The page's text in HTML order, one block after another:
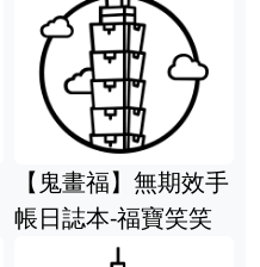
【鬼畫福】無期效手
帳日誌本-福寶笑笑